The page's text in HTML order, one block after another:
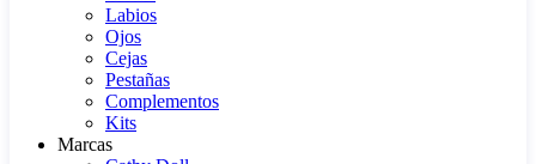
Labios
Ojos
Cejas
Pestañas
Complementos
Kits
Marcas